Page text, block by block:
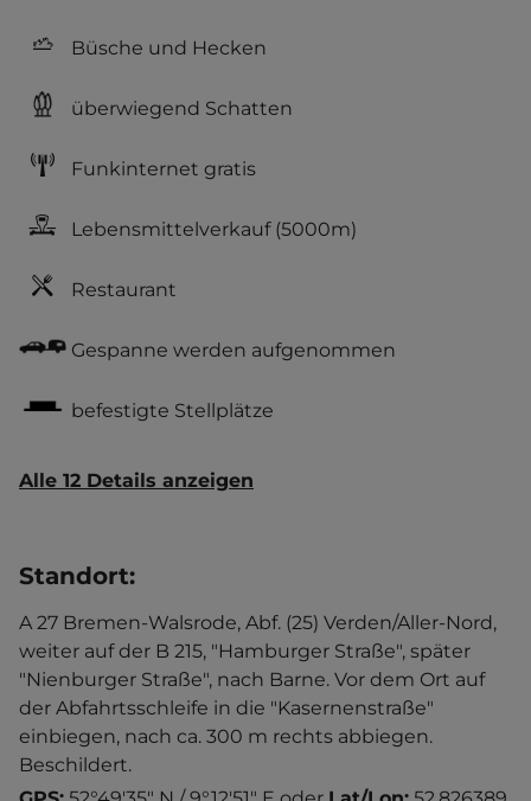
Büsche und Hecken
überwiegend Schatten
Funkinternet gratis
Lebensmittelverkauf(5000m)
Restaurant
Gespanne werden aufgenommen
befestigte Stellplätze
Alle 12 Details anzeigen
Standort:
A 27 Bremen-Walsrode, Abf. (25) Verden/Aller-Nord,
weiter auf der B 215, "Hamburger Straße", später
"Nienburger Straße", nach Barne. Vor dem Ort auf
der Abfahrtsschleife in die "Kasernenstraße"
einbiegen, nach ca. 300 m rechts abbiegen.
Beschildert.